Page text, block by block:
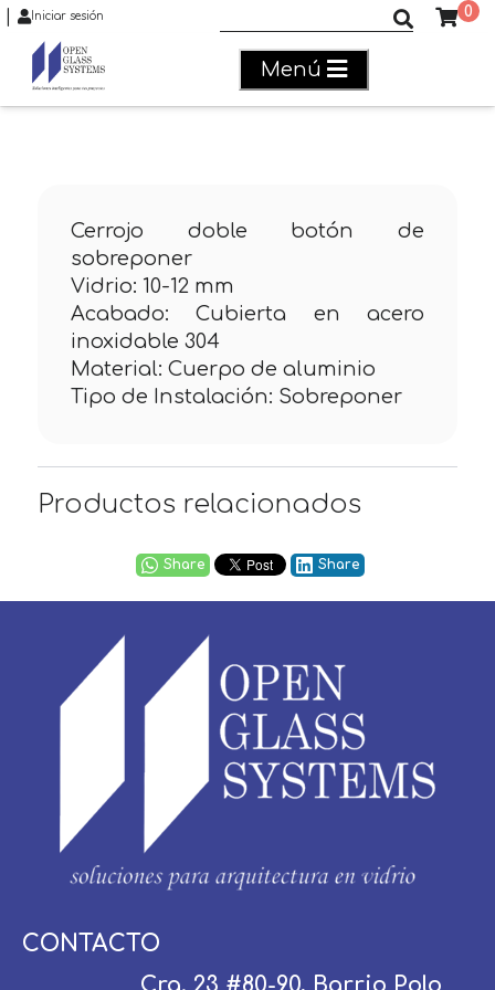
Iniciar sesión 0
Menú
Cerrojo doble botón de
sobreponer
Vidrio: 10-12 mm
Acabado: Cubierta en acero
inoxidable 304
Material: Cuerpo de aluminio
Tipo de Instalación: Sobreponer
Productos relacionados
Share Share
CONTACTO
Cra. 23 #80-90, Barrio Polo